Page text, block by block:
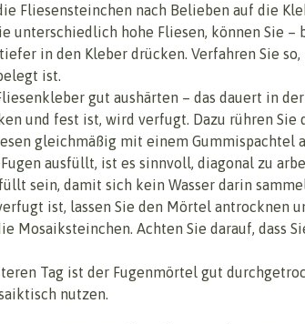
Fliesensteinchen nach Belieben auf die
unterschiedlich hohe Fliesen, können Sie
in den Kleber drücken. Verfahren Sie
ist.
gut aushärten – das dauert in
und fest ist, wird verfugt. Dazu rühren Sie
gleichmäßig mit einem Gummispachtel
ausfüllt, ist es sinnvoll, diagonal zu
sein, damit sich kein Wasser darin
ist, lassen Sie den Mörtel antrocknen
Mosaiksteinchen. Achten Sie darauf, dass
Tag ist der Fugenmörtel gut
nutzen.